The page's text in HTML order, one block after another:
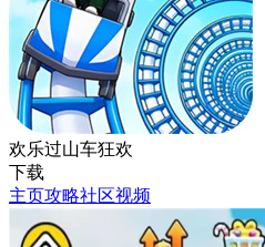
欢乐过山车狂欢
下载
主页攻略社区视频